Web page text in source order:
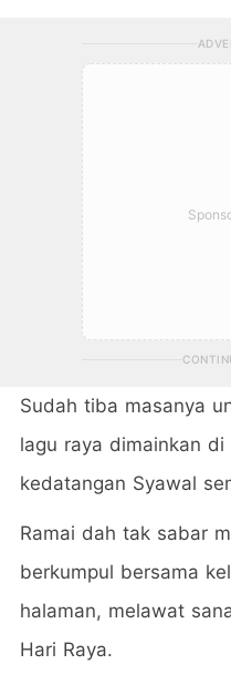
Sudah tiba masanya
lagu raya dimainkan
kedatangan Syawal
Ramai dah tak sabar
berkumpul bersama
halaman, melawat
Hari Raya.